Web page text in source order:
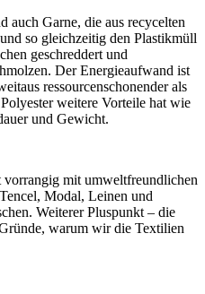
auch Garne, die aus recycelten
so gleichzeitig den Plastikmüll
geschreddert und
Der Energieaufwand ist
ressourcenschonender als
weitere Vorteile hat wie
und Gewicht.
vorrangig mit umweltfreundlichen
Modal, Leinen und
Weiterer Pluspunkt – die
warum wir die Textilien